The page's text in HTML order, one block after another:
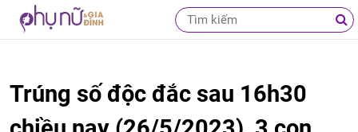
Trúng số độc đắc sau 16h30